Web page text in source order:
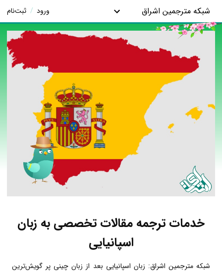
شبکه مترجمین اشراق ورود / ثبت‌نام
خدمات ترجمه مقالات تخصصی به زبان
اسپانیایی
شبکه مترجمین اشراق: زبان اسپانیایی بعد از زبان چینی پر گویش‌ترین